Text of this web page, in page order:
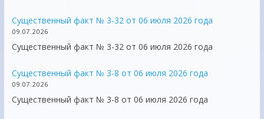
Существенный факт № 3-32 от 06 июля 2026 года
09.07.2026
Существенный факт № 3-32 от 06 июля 2026 года
Существенный факт № 3-8 от 06 июля 2026 года
09.07.2026
Существенный факт № 3-8 от 06 июля 2026 года